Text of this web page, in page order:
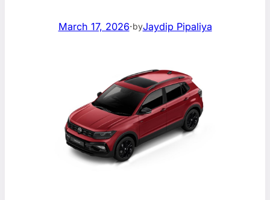
March 17, 2026·byJaydip Pipaliya